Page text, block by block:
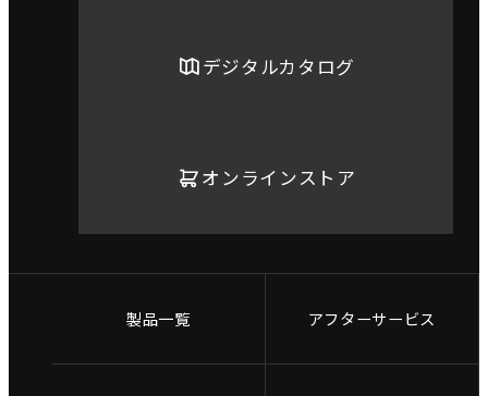
デジタルカタログ
オンラインストア
製品一覧 アフターサービス